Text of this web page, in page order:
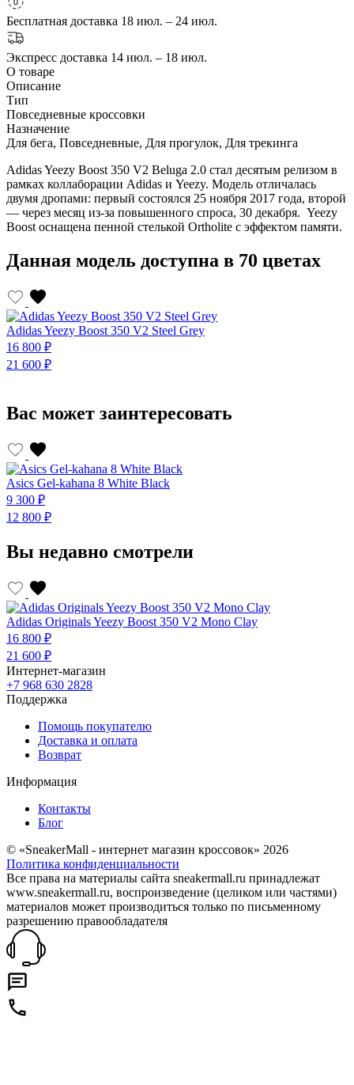
Бесплатная доставка 18 июл. – 24 июл.
Экспресс доставка 14 июл. – 18 июл.
О товаре
Описание
Тип
Повседневные кроссовки
Назначение
Для бега, Повседневные, Для прогулок, Для трекинга
Adidas Yeezy Boost 350 V2 Beluga 2.0 стал десятым релизом в
рамках коллаборации Adidas и Yeezy. Модель отличалась
двумя дропами: первый состоялся 25 ноября 2017 года, второй
— через месяц из-за повышенного спроса, 30 декабря. Yeezy
Boost оснащена пенной стелькой Ortholite с эффектом памяти.
Данная модель доступна в 70 цветах
Adidas Yeezy Boost 350 V2 Steel Grey
16 800 ₽
21 600 ₽
Вас может заинтересовать
Asics Gel-kahana 8 White Black
9 300 ₽
12 800 ₽
Вы недавно смотрели
Adidas Originals Yeezy Boost 350 V2 Mono Clay
16 800 ₽
21 600 ₽
Интернет-магазин
+7 968 630 2828
Поддержка
Помощь покупателю
Доставка и оплата
Возврат
Информация
Контакты
Блог
© «SneakerMall - интернет магазин кроссовок» 2026
Политика конфиденциальности
Все права на материалы сайта sneakermall.ru принадлежат
www.sneakermall.ru, воспроизведение (целиком или частями)
материалов может производиться только по письменному
разрешению правообладателя